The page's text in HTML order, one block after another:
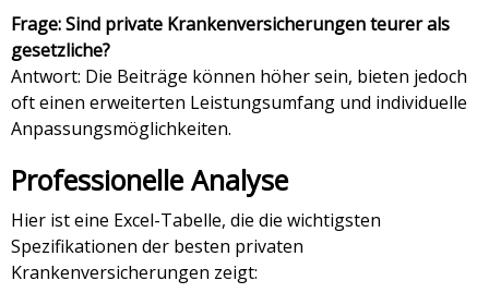
Frage: Sind private Krankenversicherungen teurer als
gesetzliche?
Antwort: Die Beiträge können höher sein, bieten jedoch
oft einen erweiterten Leistungsumfang und individuelle
Anpassungsmöglichkeiten.
Professionelle Analyse
Hier ist eine Excel-Tabelle, die die wichtigsten
Spezifikationen der besten privaten
Krankenversicherungen zeigt: